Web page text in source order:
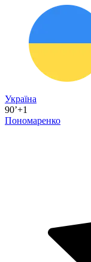
Україна
90’+1
Пономаренко